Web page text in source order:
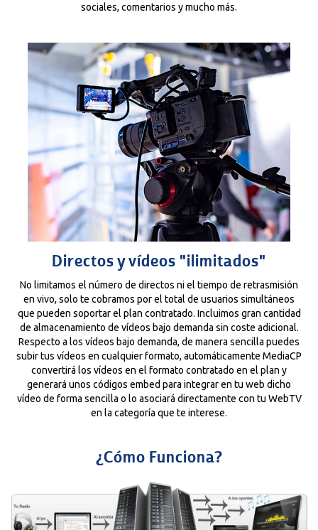
sociales, comentarios y mucho más.
Directos y vídeos "ilimitados"
No limitamos el número de directos ni el tiempo de retrasmisión
en vivo, solo te cobramos por el total de usuarios simultáneos
que pueden soportar el plan contratado. Incluimos gran cantidad
de almacenamiento de vídeos bajo demanda sin coste adicional.
Respecto a los vídeos bajo demanda, de manera sencilla puedes
subir tus vídeos en cualquier formato, automáticamente MediaCP
convertirá los vídeos en el formato contratado en el plan y
generará unos códigos embed para integrar en tu web dicho
vídeo de forma sencilla o lo asociará directamente con tu WebTV
en la categoría que te interese.
¿Cómo Funciona?